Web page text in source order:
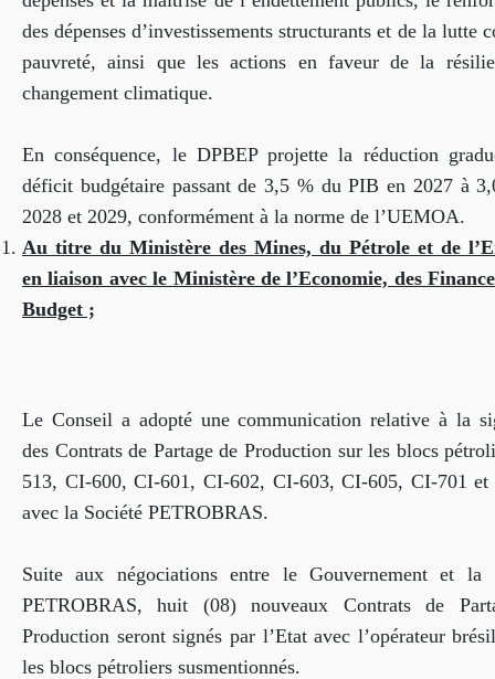
des dépenses d’investissements structurants et de la lutte
pauvreté, ainsi que les actions en faveur de la
changement climatique.
En conséquence, le DPBEP projette la réduction
déficit budgétaire passant de 3,5 % du PIB en 2027 à
2028 et 2029, conformément à la norme de l’UEMOA.
Au titre du Ministère des Mines, du Pétrole et de
en liaison avec le Ministère de l’Economie, des
Budget ;
Le Conseil a adopté une communication relative à la
des Contrats de Partage de Production sur les blocs
513, CI-600, CI-601, CI-602, CI-603, CI-605, CI-701 et
avec la Société PETROBRAS.
Suite aux négociations entre le Gouvernement et la
PETROBRAS, huit (08) nouveaux Contrats de
Production seront signés par l’Etat avec l’opérateur
les blocs pétroliers susmentionnés.